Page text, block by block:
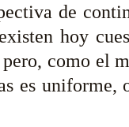
de
hoy
como el
es uniforme,